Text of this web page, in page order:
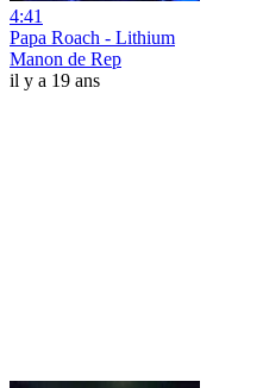
4:41
Papa Roach - Lithium
Manon de Rep
il y a 19 ans